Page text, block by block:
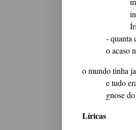
- quanta
o acaso
o mundo tinha
e tudo
gnose
Líricas